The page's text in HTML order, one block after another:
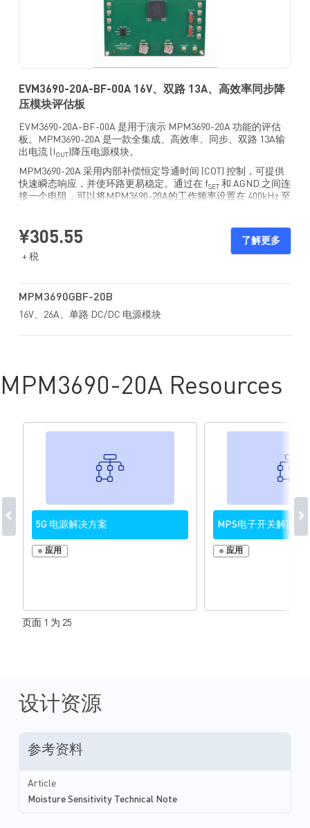
EVM3690-20A-BF-00A 16V、双路 13A、高效率同步降
压模块评估板
EVM3690-20A-BF-00A 是用于演示 MPM3690-20A 功能的评估
板。MPM3690-20A 是一款全集成、高效率、同步、双路 13A输
出电流 (I
OUT)降压电源模块。
MPM3690-20A 采用内部补偿恒定导通时间 (COT) 控制，可提供
快速瞬态响应，并使环路更易稳定。通过在 fSET和 AGND 之间连
接一个电阻，可以将MPM3690-20A的工作频率设置在 400kHz 至
建议在对 EVM3690-20A-BF-00A 进行任何更改之前，首先阅读
MPM3690-20A 数据手册。
¥305.55
+ 税
了解更多
MPM3690GBF-20B
16V、26A、单路 DC/DC 电源模块
MPM3690-20A Resources
5G 电源解决方案
应用
MPS电子开关解决方
应用
页面 1 为 25
设计资源
参考资料
Article
Moisture Sensitivity Technical Note